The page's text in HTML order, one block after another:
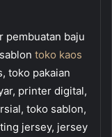
pembuatan baju
toko kaos
toko pakaian
printer digital,
toko sablon,
jersey, jersey